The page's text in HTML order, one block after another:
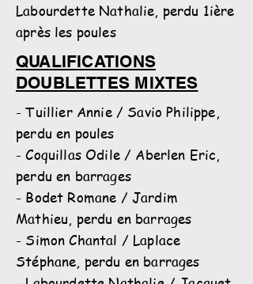
Labourdette Nathalie, perdu 1ière
après les poules
QUALIFICATIONS
DOUBLETTES MIXTES
- Tuillier Annie / Savio Philippe,
perdu en poules
- Coquillas Odile / Aberlen Eric,
perdu en barrages
- Bodet Romane / Jardim
Mathieu, perdu en barrages
- Simon Chantal / Laplace
Stéphane, perdu en barrages